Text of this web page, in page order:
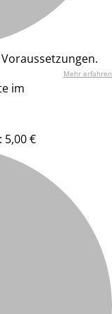
Mehr erfahren
im
5,00 €